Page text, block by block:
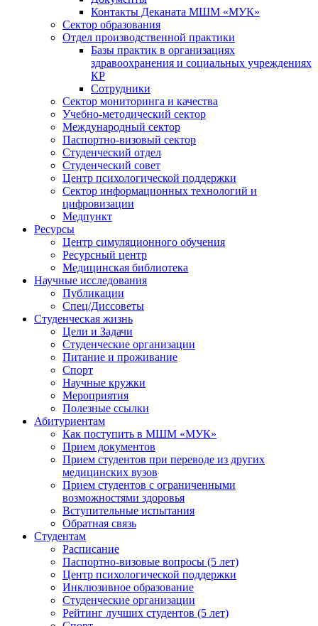
Контакты Деканата МШМ «МУК»
Сектор образования
Отдел производственной практики
Базы практик в организациях
здравоохранения и социальных учреждениях
КР
Сотрудники
Сектор мониторинга и качества
Учебно-методический сектор
Международный сектор
Паспортно-визовый сектор
Студенческий отдел
Студенческий совет
Центр психологической поддержки
Сектор информационных технологий и
цифровизации
Медпункт
Ресурсы
Центр симуляционного обучения
Ресурсный центр
Медицинская библиотека
Научные исследования
Публикации
Спец/Диссоветы
Студенческая жизнь
Цели и Задачи
Студенческие организации
Питание и проживание
Спорт
Научные кружки
Мероприятия
Полезные ссылки
Абитуриентам
Как поступить в МШМ «МУК»
Прием документов
Прием студентов при переводе из других
медицинских вузов
Прием студентов с ограниченными
возможностями здоровья
Вступительные испытания
Обратная связь
Студентам
Расписание
Паспортно-визовые вопросы (5 лет)
Центр психологической поддержки
Инклюзивное образование
Студенческие организации
Рейтинг лучших студентов (5 лет)